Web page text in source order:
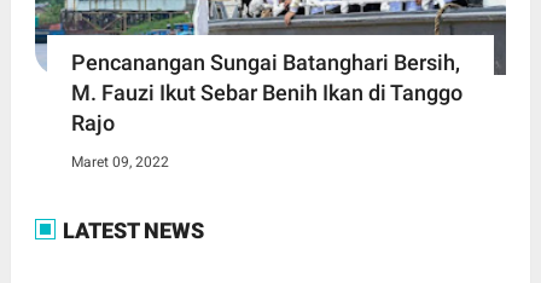
Pencanangan Sungai Batanghari Bersih,
M. Fauzi Ikut Sebar Benih Ikan di Tanggo
Rajo
Maret 09, 2022
LATEST NEWS